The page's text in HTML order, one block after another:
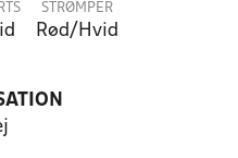
STRØMPER
Rød/Hvid